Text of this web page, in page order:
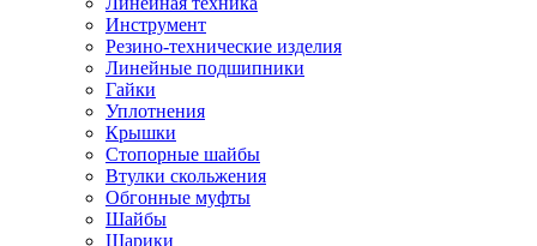
Инструмент
Резино-технические изделия
Линейные подшипники
Гайки
Уплотнения
Крышки
Стопорные шайбы
Втулки скольжения
Обгонные муфты
Шайбы
Шарики